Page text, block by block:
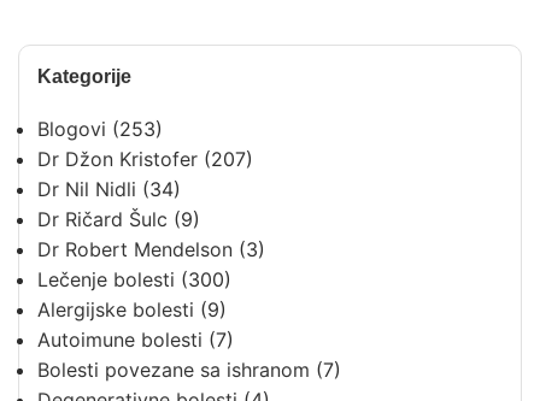
Kategorije
Blogovi (253)
Dr Džon Kristofer (207)
Dr Nil Nidli (34)
Dr Ričard Šulc (9)
Dr Robert Mendelson (3)
Lečenje bolesti (300)
Alergijske bolesti (9)
Autoimune bolesti (7)
Bolesti povezane sa ishranom (7)